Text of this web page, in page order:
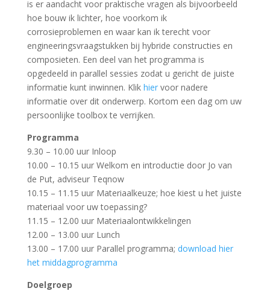
is er aandacht voor praktische vragen als bijvoorbeeld
hoe bouw ik lichter, hoe voorkom ik
corrosieproblemen en waar kan ik terecht voor
engineeringsvraagstukken bij hybride constructies en
composieten. Een deel van het programma is
opgedeeld in parallel sessies zodat u gericht de juiste
informatie kunt inwinnen. Klik hiervoor nadere
informatie over dit onderwerp. Kortom een dag om uw
persoonlijke toolbox te verrijken.
Programma
9.30 – 10.00 uur Inloop
10.00 – 10.15 uur Welkom en introductie door Jo van
de Put, adviseur Teqnow
10.15 – 11.15 uur Materiaalkeuze; hoe kiest u het juiste
materiaal voor uw toepassing?
11.15 – 12.00 uur Materiaalontwikkelingen
12.00 – 13.00 uur Lunch
13.00 – 17.00 uur Parallel programma; download hier
het middagprogramma
Doelgroep